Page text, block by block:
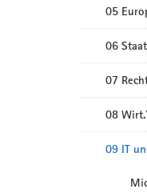
05
06
07
08
09 IT